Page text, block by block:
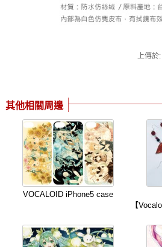
上傳於:
其他相關周邊
VOCALOID iPhone5 case
【